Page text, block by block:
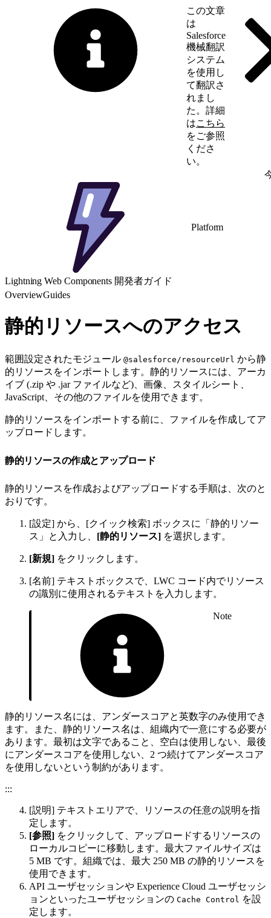
この文章
は
Salesforce
機械翻訳
システム
を使用し
て翻訳さ
れまし
た。詳細
はこちら
をご参照
くださ
い。
Platform
Lightning Web Components 開発者ガイド
OverviewGuides
静的リソースへのアクセス
範囲設定されたモジュール @salesforce/resourceUrl から静
的リソースをインポートします。静的リソースには、アーカ
イブ (.zip や .jar ファイルなど)、画像、スタイルシート、
JavaScript、その他のファイルを使用できます。
静的リソースをインポートする前に、ファイルを作成してア
ップロードします。
静的リソースの作成とアップロード
静的リソースを作成およびアップロードする手順は、次のと
おりです。
[設定] から、[クイック検索] ボックスに「静的リソー
ス」と入力し、 [静的リソース] を選択します。
[新規] をクリックします。
[名前] テキストボックスで、LWC コード内でリソース
の識別に使用されるテキストを入力します。
Note
静的リソース名には、アンダースコアと英数字のみ使用でき
ます。また、静的リソース名は、組織内で一意にする必要が
あります。最初は文字であること、空白は使用しない、最後
にアンダースコアを使用しない、2 つ続けてアンダースコア
を使用しないという制約があります。
:::
[説明] テキストエリアで、リソースの任意の説明を指
定します。
[参照] をクリックして、アップロードするリソースの
ローカルコピーに移動します。最大ファイルサイズは
5 MB です。組織では、最大 250 MB の静的リソースを
使用できます。
API ユーザセッションや Experience Cloud ユーザセッシ
ョンといったユーザセッションの Cache Control を設
定します。